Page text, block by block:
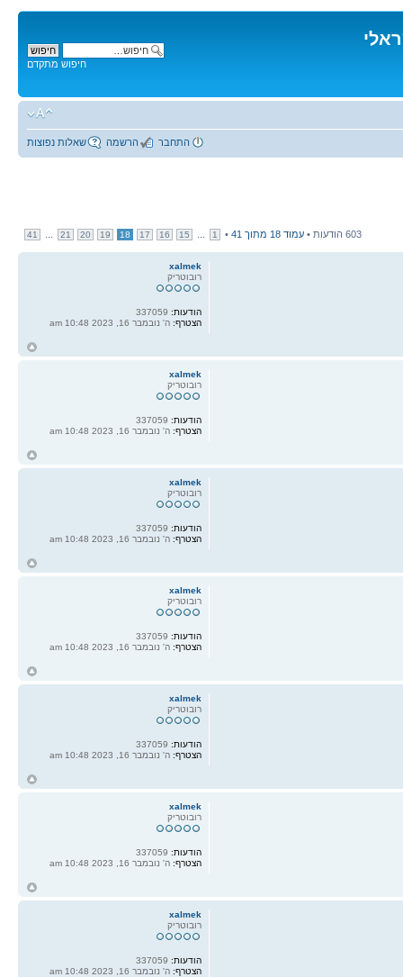
חיפוש מתקדם
שאלות נפוצות הרשמה התחבר
603 הודעות • עמוד 18 מתוך 41
•
1
15
16
17
18
19
20
21
41
xalmek
רובוטריק
הודעות:
הצטרף: ה' נובמבר 16, 2023 10:48 am
xalmek
רובוטריק
הודעות:337059
הצטרף:ה' נובמבר 16, 2023 10:48 am
xalmek
רובוטריק
הודעות:
הצטרף: ה' נובמבר 16, 2023 10:48 am
xalmek
רובוטריק
הודעות:337059
הצטרף:ה' נובמבר 16, 2023 10:48 am
xalmek
רובוטריק
הודעות:
הצטרף: ה' נובמבר 16, 2023 10:48 am
xalmek
רובוטריק
הודעות:337059
הצטרף:ה' נובמבר 16, 2023 10:48 am
xalmek
רובוטריק
הודעות:
הצטרף: ה' נובמבר 16, 2023 10:48 am